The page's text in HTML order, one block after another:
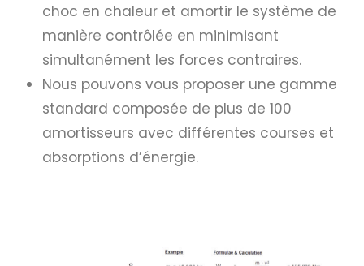
choc en chaleur et amortir le système de
manière contrôlée en minimisant
simultanément les forces contraires.
Nous pouvons vous proposer une gamme
standard composée de plus de 100
amortisseurs avec différentes courses et
absorptions d’énergie.